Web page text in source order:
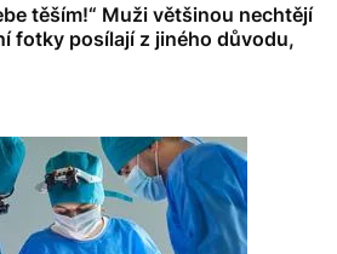
těším!“ Muži většinou nechtějí
fotky posílají z jiného důvodu,